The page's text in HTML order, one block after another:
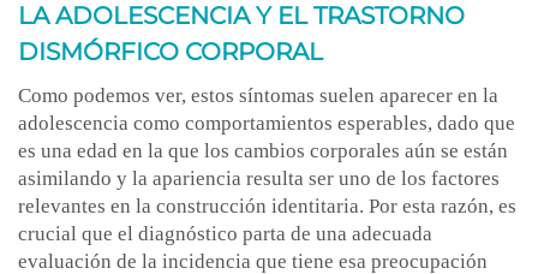
LA ADOLESCENCIA Y EL TRASTORNO
DISMÓRFICO CORPORAL
Como podemos ver, estos síntomas suelen aparecer en la
adolescencia como comportamientos esperables, dado que
es una edad en la que los cambios corporales aún se están
asimilando y la apariencia resulta ser uno de los factores
relevantes en la construcción identitaria. Por esta razón, es
crucial que el diagnóstico parta de una adecuada
evaluación de la incidencia que tiene esa preocupación